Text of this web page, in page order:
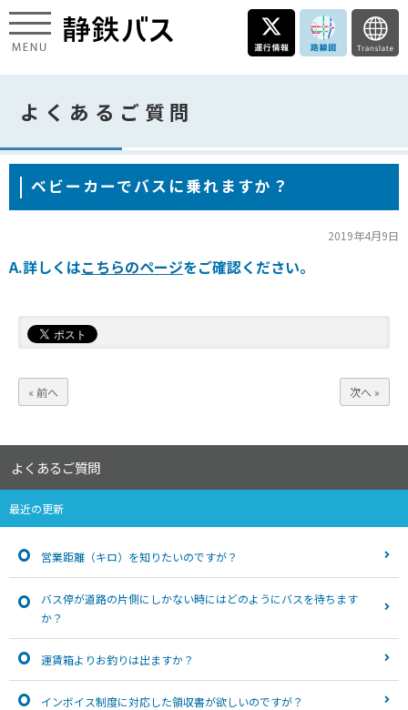
よくあるご質問
ベビーカーでバスに乗れますか？
2019年4月9日
A.詳しくはこちらのページをご確認ください。
« 前へ 次へ »
よくあるご質問
最近の更新
営業距離（キロ）を知りたいのですが？
バス停が道路の片側にしかない時にはどのようにバスを待ちます
か？
運賃箱よりお釣りは出ますか？
インボイス制度に対応した領収書が欲しいのですが？